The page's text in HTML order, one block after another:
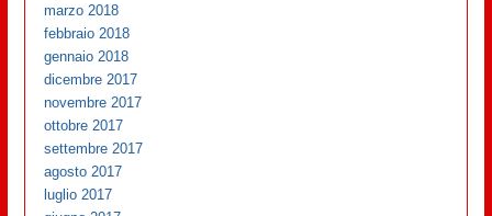
marzo 2018
febbraio 2018
gennaio 2018
dicembre 2017
novembre 2017
ottobre 2017
settembre 2017
agosto 2017
luglio 2017